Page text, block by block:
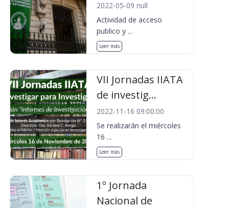
2022-05-09 null
Actividad de acceso
publico y ...
Leer más
VII Jornadas IIATA
de investig...
2022-11-16 09:00:00
Se realizarán el miércoles
16 ...
Leer más
1º Jornada
Nacional de